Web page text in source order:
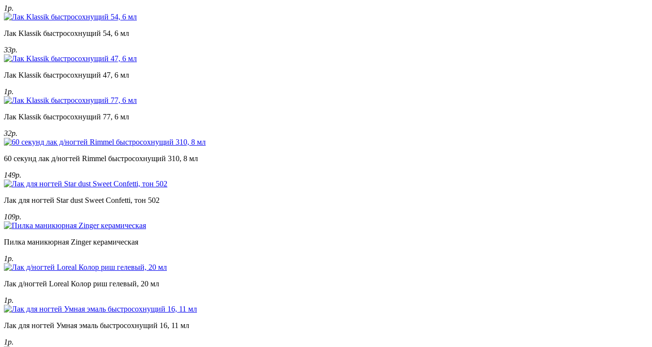
1р.
Лак Klassik быстросохнущий 54, 6 мл
33р.
Лак Klassik быстросохнущий 47, 6 мл
1р.
Лак Klassik быстросохнущий 77, 6 мл
32р.
60 секунд лак д/ногтей Rimmel быстросохнущий 310, 8 мл
149р.
Лак для ногтей Star dust Sweet Confetti, тон 502
109р.
Пилка маникюрная Zinger керамическая
1р.
Лак д/ногтей Loreal Колор риш гелевый, 20 мл
1р.
Лак для ногтей Умная эмаль быстросохнущий 16, 11 мл
1р.